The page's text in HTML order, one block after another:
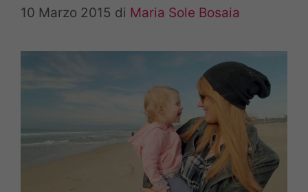
10 Marzo 2015 di Maria Sole Bosaia